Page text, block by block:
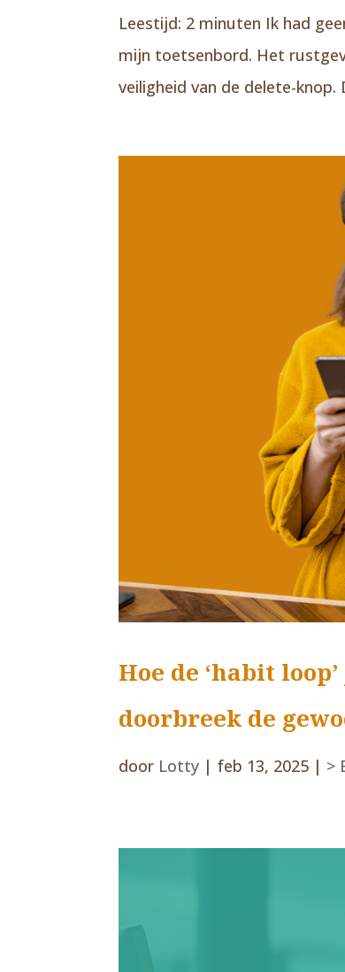
Leestijd: 2 minuten Ik had
mijn toetsenbord. Het
veiligheid van de delete-
Hoe de ‘habit
doorbreek de
door Lotty | feb 13, 2025 | >